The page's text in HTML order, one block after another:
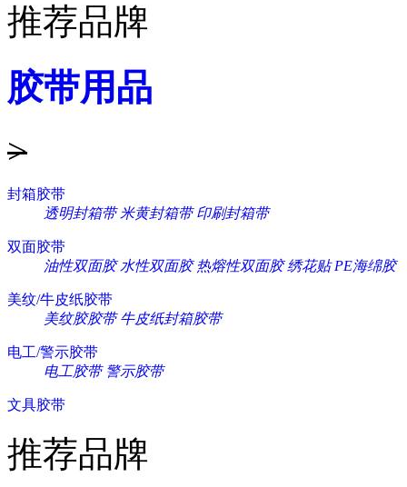
推荐品牌
胶带用品
>
封箱胶带
透明封箱带 米黄封箱带 印刷封箱带
双面胶带
油性双面胶 水性双面胶 热熔性双面胶 绣花贴 PE海绵胶
美纹/牛皮纸胶带
美纹胶胶带 牛皮纸封箱胶带
电工/警示胶带
电工胶带 警示胶带
文具胶带
推荐品牌